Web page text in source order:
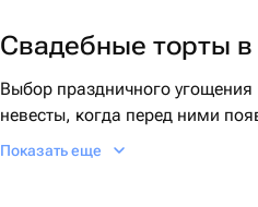
Свадебные торты
Выбор праздничного
невесты, когда перед ними
Показать еще